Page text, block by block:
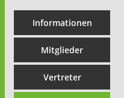
Informationen
Mitglieder
Vertreter